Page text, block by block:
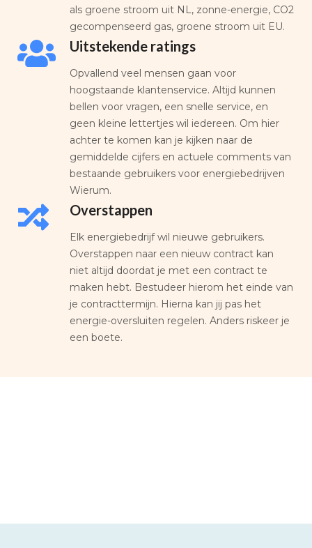
als groene stroom uit NL, zonne-energie, CO2
gecompenseerd gas, groene stroom uit EU.
Uitstekende ratings
Opvallend veel mensen gaan voor
hoogstaande klantenservice. Altijd kunnen
bellen voor vragen, een snelle service, en
geen kleine lettertjes wil iedereen. Om hier
achter te komen kan je kijken naar de
gemiddelde cijfers en actuele comments van
bestaande gebruikers voor energiebedrijven
Wierum.
Overstappen
Elk energiebedrijf wil nieuwe gebruikers.
Overstappen naar een nieuw contract kan
niet altijd doordat je met een contract te
maken hebt. Bestudeer hierom het einde van
je contracttermijn. Hierna kan jij pas het
energie-oversluiten regelen. Anders riskeer je
een boete.